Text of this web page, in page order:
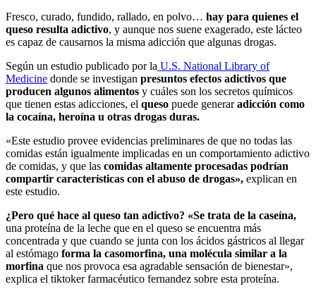
Fresco, curado, fundido, rallado, en polvo… hay para quienes el
queso resulta adictivo, y aunque nos suene exagerado, este lácteo
es capaz de causarnos la misma adicción que algunas drogas.
Según un estudio publicado por la U.S. National Library of
Medicine donde se investigan presuntos efectos adictivos que
producen algunos alimentos y cuáles son los secretos químicos
que tienen estas adicciones, el queso puede generaradicción como
la cocaína, heroína u otras drogas duras.
«Este estudio provee evidencias preliminares de que no todas las
comidas están igualmente implicadas en un comportamiento adictivo
de comidas, y que las comidas altamente procesadas podrían
compartir características con el abuso de drogas», explican en
este estudio.
¿Pero qué hace al queso tan adictivo? «Se trata de la caseína,
una proteína de la leche que en el queso se encuentra más
concentrada y que cuando se junta con los ácidos gástricos al llegar
al estómago forma la casomorfina, una molécula similar a la
morfina que nos provoca esa agradable sensación de bienestar»,
explica el tiktoker farmacéutico fernandez sobre esta proteína.